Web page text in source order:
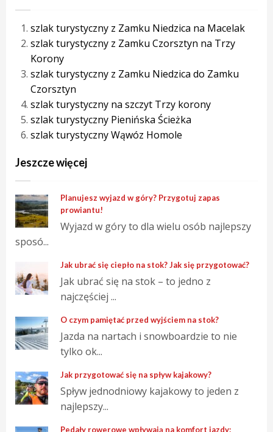
szlak turystyczny z Zamku Niedzica na Macelak
szlak turystyczny z Zamku Czorsztyn na Trzy
Korony
szlak turystyczny z Zamku Niedzica do Zamku
Czorsztyn
szlak turystyczny na szczyt Trzy korony
szlak turystyczny Pienińska Ścieżka
szlak turystyczny Wąwóz Homole
Jeszcze więcej
Planujesz wyjazd w góry? Przygotuj zapas
prowiantu!
Wyjazd w góry to dla wielu osób najlepszy
sposó...
Jak ubrać się ciepło na stok? Jak się przygotować?
Jak ubrać się na stok – to jedno z
najczęściej ...
O czym pamiętać przed wyjściem na stok?
Jazda na nartach i snowboardzie to nie
tylko ok...
Jak przygotować się na spływ kajakowy?
Spływ jednodniowy kajakowy to jeden z
najlepszy...
Pedały rowerowe wpływają na komfort jazdy: